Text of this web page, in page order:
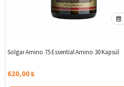
Solgar Amino 75 Essential Amino 30 Kapsül
620,00 ₺